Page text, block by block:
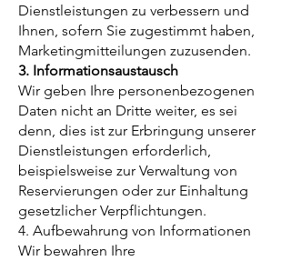
Dienstleistungen zu verbessern und
Ihnen, sofern Sie zugestimmt haben,
Marketingmitteilungen zuzusenden.
3. Informationsaustausch
Wir geben Ihre personenbezogenen
Daten nicht an Dritte weiter, es sei
denn, dies ist zur Erbringung unserer
Dienstleistungen erforderlich,
beispielsweise zur Verwaltung von
Reservierungen oder zur Einhaltung
gesetzlicher Verpflichtungen.
4. Aufbewahrung von Informationen
Wir bewahren Ihre